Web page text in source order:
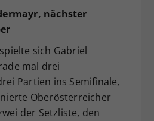
nächster
sich Gabriel
mal drei
Partien ins Semifinale,
Oberösterreicher
der Setzliste, den